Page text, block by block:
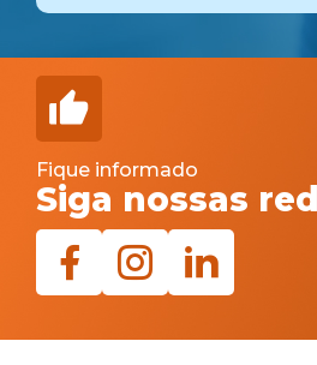
Fique informado
Siga nossas